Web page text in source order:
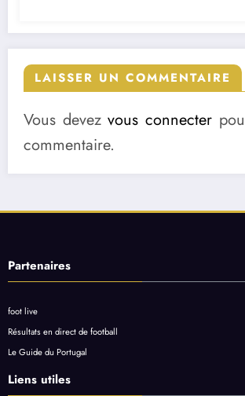
LAISSER UN COMMENTAIRE
Vous devezvous connecter
commentaire.
Partenaires
foot live
Résultats en direct de football
Le Guide du Portugal
Liens utiles